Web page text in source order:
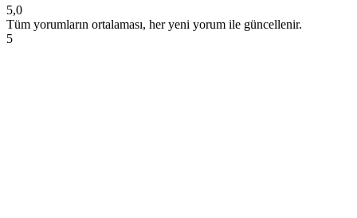
5,0
Tüm yorumların ortalaması, her yeni yorum ile güncellenir.
5